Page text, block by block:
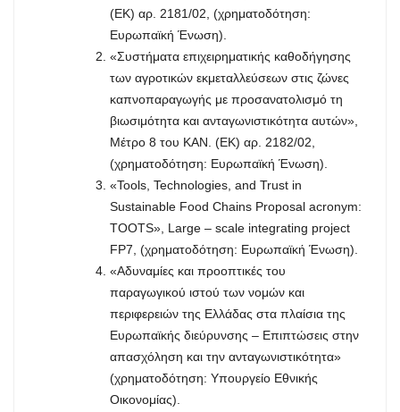
(ΕΚ) αρ. 2181/02, (χρηματοδότηση:
Ευρωπαϊκή Ένωση).
«Συστήματα επιχειρηματικής καθοδήγησης
των αγροτικών εκμεταλλεύσεων στις ζώνες
καπνοπαραγωγής με προσανατολισμό τη
βιωσιμότητα και ανταγωνιστικότητα αυτών»,
Μέτρο 8 του ΚΑΝ. (ΕΚ) αρ. 2182/02,
(χρηματοδότηση: Ευρωπαϊκή Ένωση).
«Tools, Technologies, and Trust in
Sustainable Food Chains Proposal acronym:
TOOTS», Large – scale integrating project
FP7, (χρηματοδότηση: Ευρωπαϊκή Ένωση).
«Αδυναμίες και προοπτικές του
παραγωγικού ιστού των νομών και
περιφερειών της Ελλάδας στα πλαίσια της
Ευρωπαϊκής διεύρυνσης – Επιπτώσεις στην
απασχόληση και την ανταγωνιστικότητα»
(χρηματοδότηση: Υπουργείο Εθνικής
Οικονομίας).